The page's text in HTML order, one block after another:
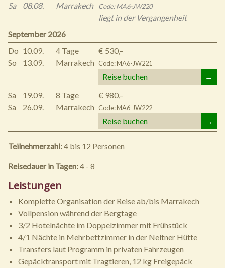
Sa
08.08.
Marrakech
Code: MA6-JW220
liegt in der Vergangenheit
September 2026
Do
So
10.09.
13.09.
4 Tage
Marrakech
€ 530,–
Code: MA6-JW221
Reise buchen
→
Sa
Sa
19.09.
26.09.
8 Tage
Marrakech
€ 980,–
Code: MA6-JW222
Reise buchen →
Teilnehmerzahl:4 bis 12 Personen
Reisedauer in Tagen:4 - 8
Leistungen
Komplette Organisation der Reise ab/bis Marrakech
Vollpension während der Bergtage
3/2 Hotelnächte im Doppelzimmer mit Frühstück
4/1 Nächte in Mehrbettzimmer in der Neltner Hütte
Transfers laut Programm in privaten Fahrzeugen
Gepäcktransport mit Tragtieren, 12 kg Freigepäck